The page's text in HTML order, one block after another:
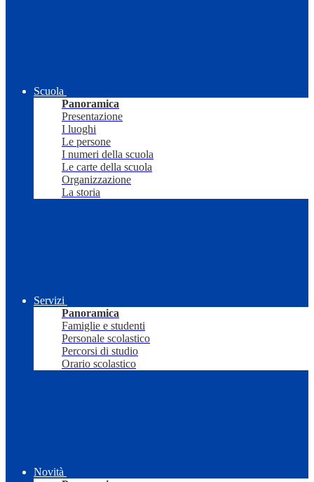
Scuola
Panoramica
Presentazione
I luoghi
Le persone
I numeri della scuola
Le carte della scuola
Organizzazione
La storia
Servizi
Panoramica
Famiglie e studenti
Personale scolastico
Percorsi di studio
Orario scolastico
Novità